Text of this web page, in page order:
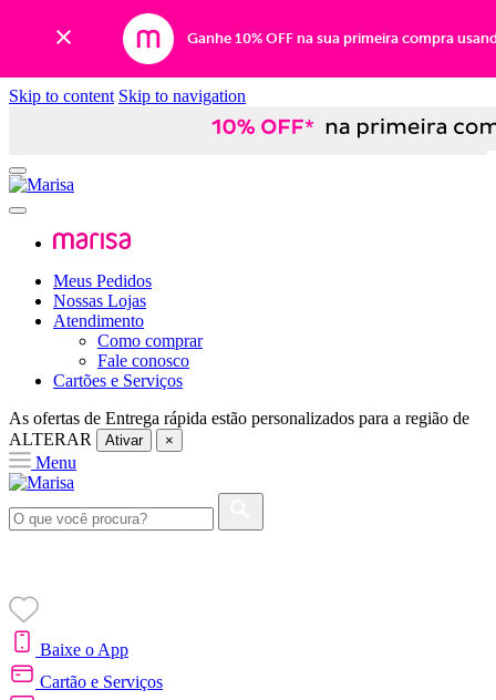
Ganhe 10% OFF na sua primeira compra
Skip to content Skip to navigation
Meus Pedidos
Nossas Lojas
Atendimento
Como comprar
Fale conosco
Cartões e Serviços
As ofertas de Entrega rápida estão personalizados para a região de
ALTERAR
Ativar ×
Menu
Baixe o App
Cartão e Serviços